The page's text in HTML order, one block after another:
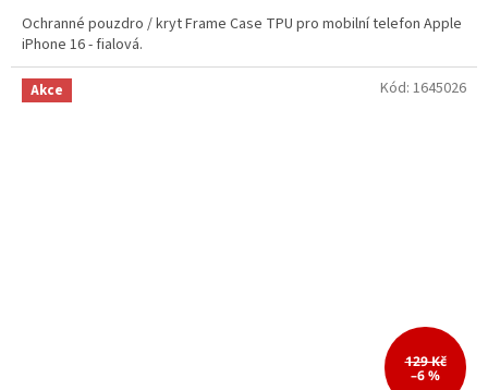
Ochranné pouzdro / kryt Frame Case TPU pro mobilní telefon Apple
iPhone 16 - fialová.
Akce
129 Kč
–6 %
Kód: 1645026